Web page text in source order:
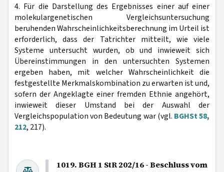
4. Für die Darstellung des Ergebnisses einer auf einer
molekulargenetischen Vergleichsuntersuchung
beruhenden Wahrscheinlichkeitsberechnung im Urteil ist
erforderlich, dass der Tatrichter mitteilt, wie viele
Systeme untersucht wurden, ob und inwieweit sich
Übereinstimmungen in den untersuchten Systemen
ergeben haben, mit welcher Wahrscheinlichkeit die
festgestellte Merkmalskombination zu erwarten ist und,
sofern der Angeklagte einer fremden Ethnie angehört,
inwieweit dieser Umstand bei der Auswahl der
Vergleichspopulation von Bedeutung war (vgl. BGHSt 58,
212, 217).
1019. BGH 1 StR 202/16 - Beschluss vom